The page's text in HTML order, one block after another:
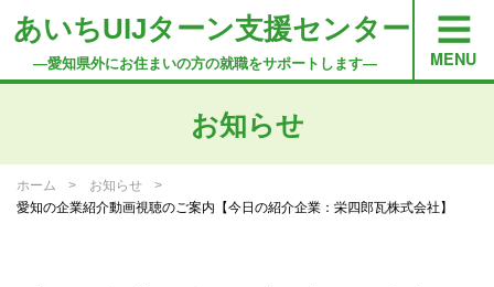
あいちUIJターン支援センター
―愛知県外にお住まいの方の就職をサポートします―
お知らせ
ホーム
お知らせ
愛知の企業紹介動画視聴のご案内【今日の紹介企業：栄四郎瓦株式会社】